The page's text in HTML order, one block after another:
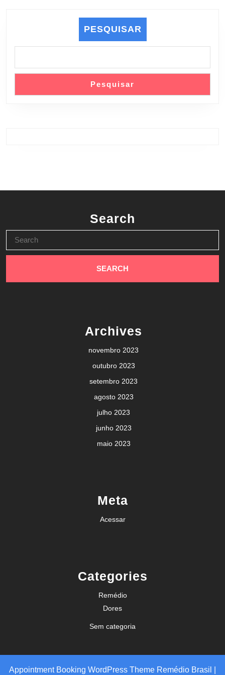
PESQUISAR
Pesquisar
Search
for:
Archives
novembro 2023
outubro 2023
setembro 2023
agosto 2023
julho 2023
junho 2023
maio 2023
Meta
Acessar
Categories
Remédio
Dores
Sem categoria
Appointment Booking WordPress Theme Remédio Brasil |